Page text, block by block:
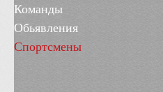
Команды
Обьявления
Спортсмены